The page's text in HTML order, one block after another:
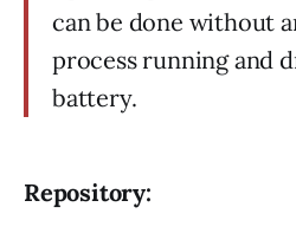
can be done without
process running and
battery.
Repository: